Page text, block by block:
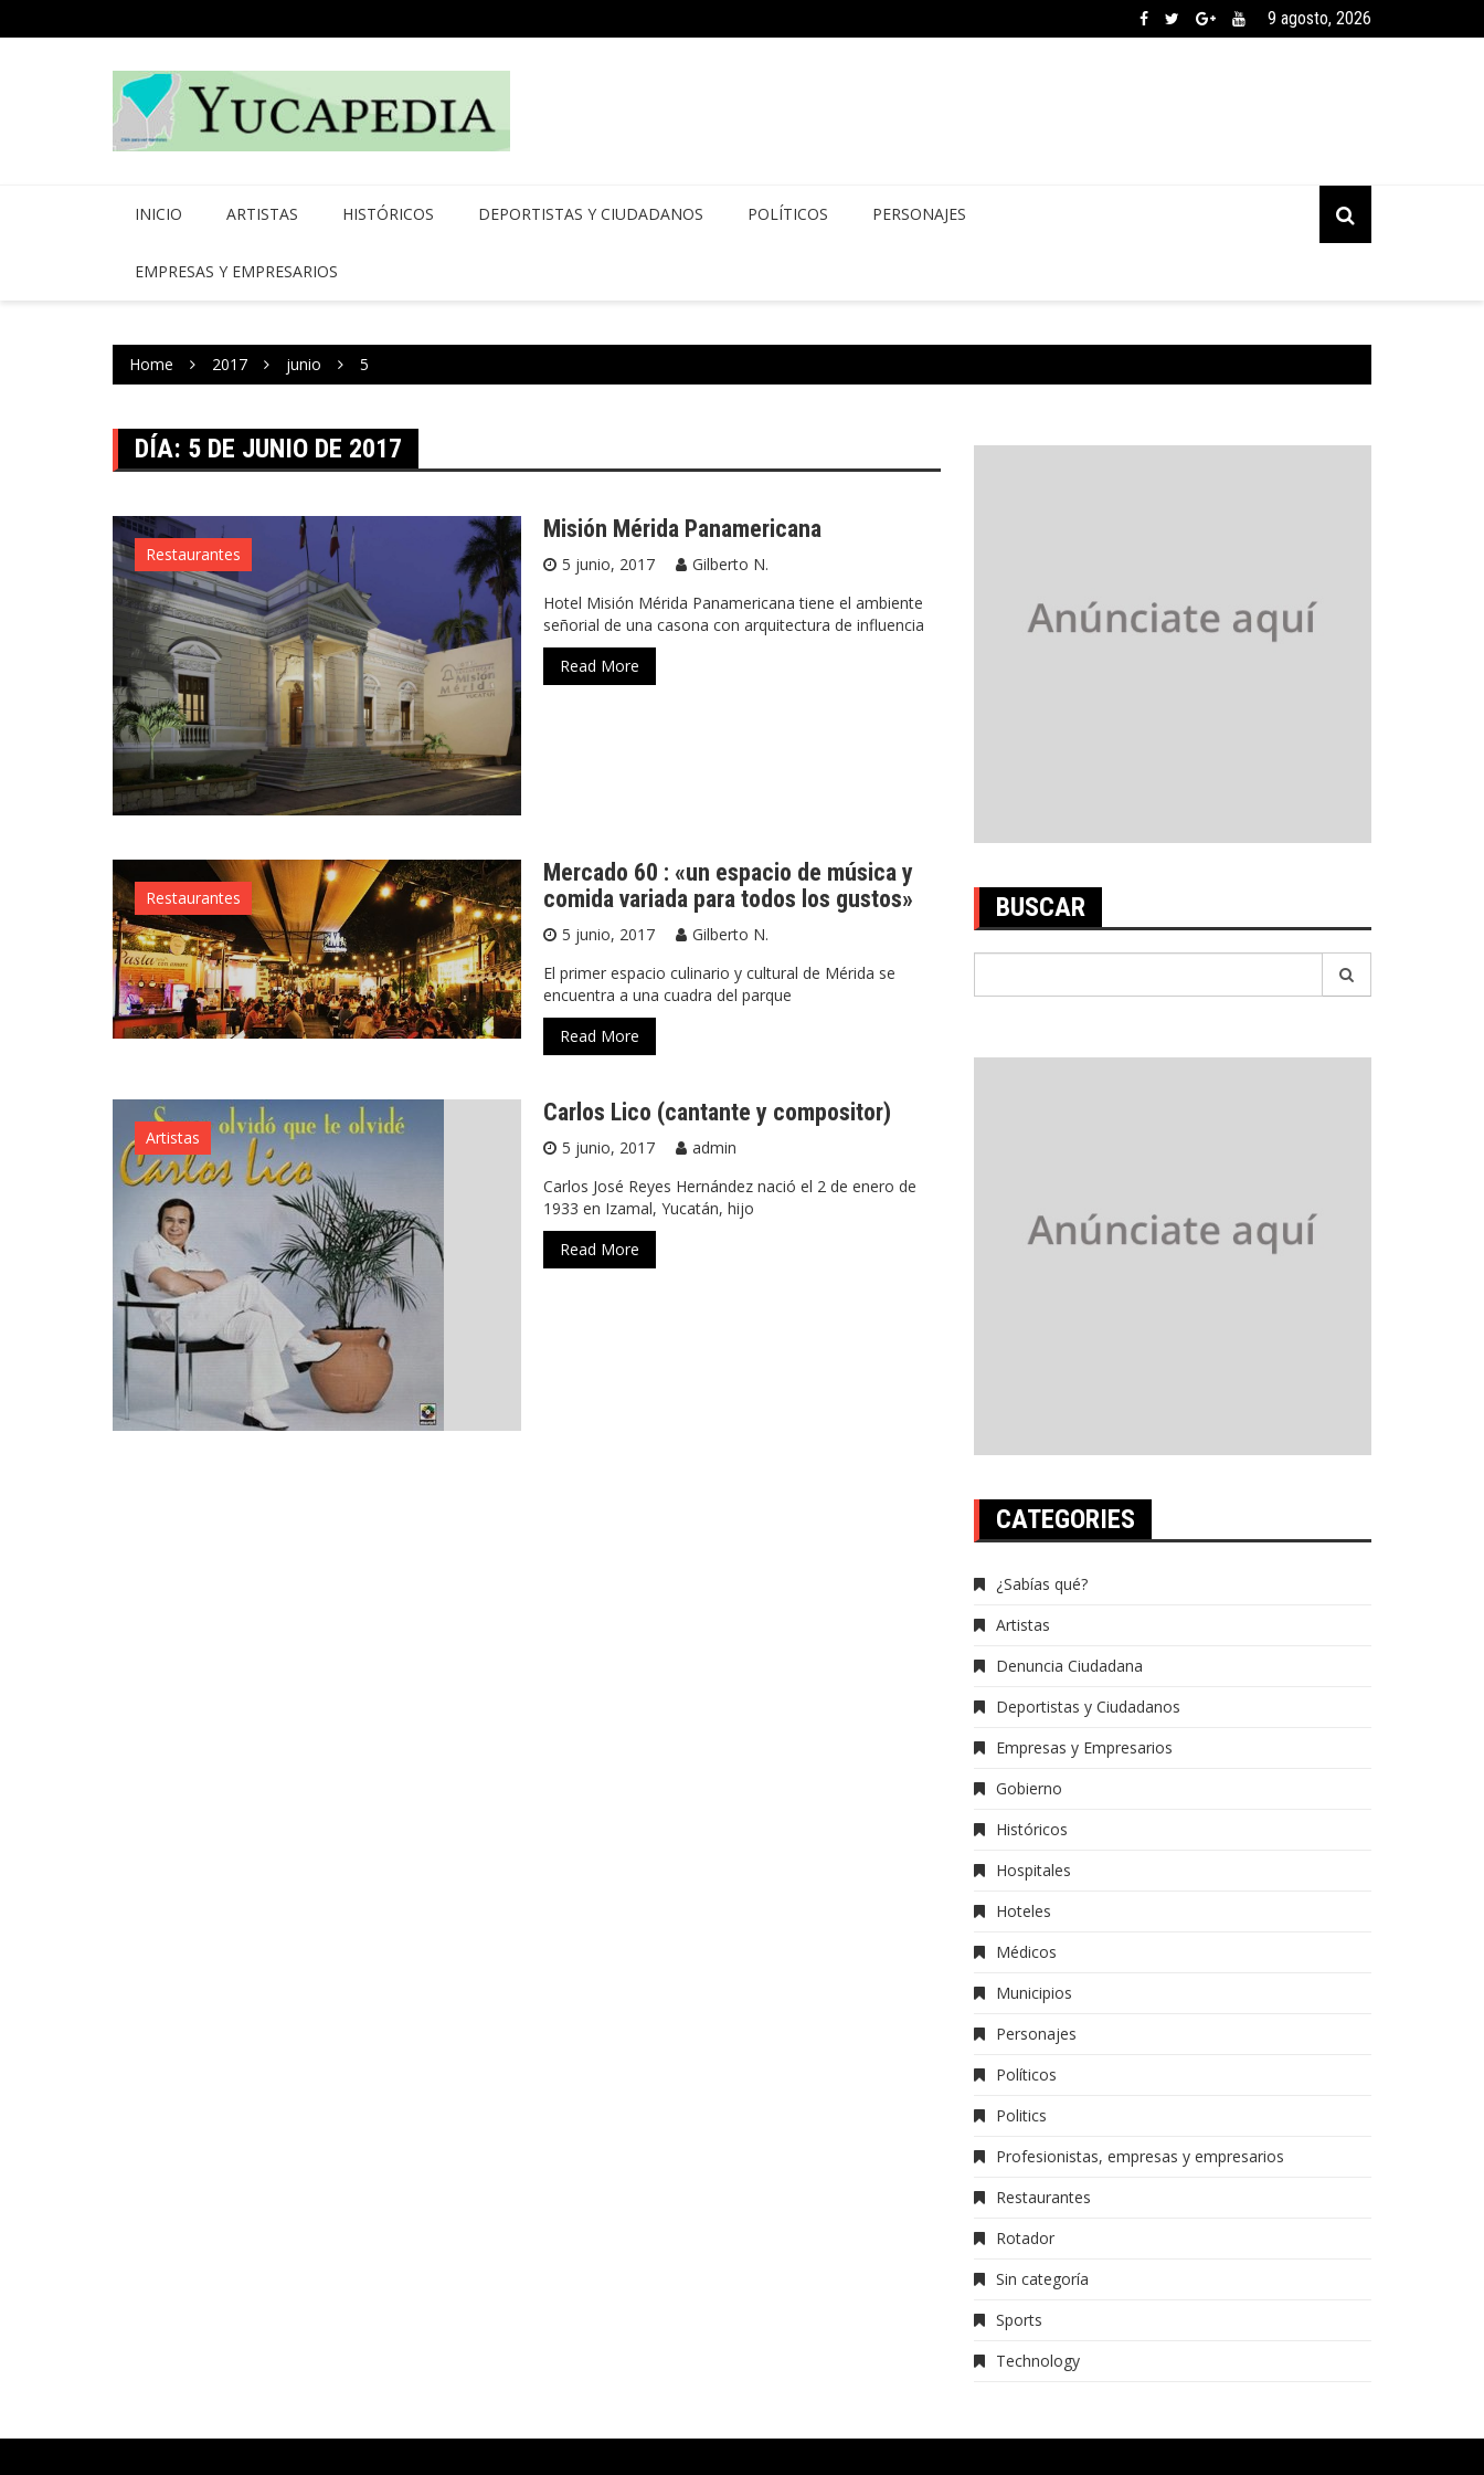
9 agosto, 2026
INICIO ARTISTAS HISTÓRICOS DEPORTISTAS Y CIUDADANOS POLÍTICOS PERSONAJES
EMPRESAS Y EMPRESARIOS
Home 2017 junio 5
DÍA: 5 DE JUNIO DE 2017
Restaurantes
Misión Mérida Panamericana
5 junio, 2017
Gilberto N.
Hotel Misión Mérida Panamericana tiene el ambiente
señorial de una casona con arquitectura de influencia
Read More
Restaurantes
Mercado 60 : «un espacio de música y
comida variada para todos los gustos»
5 junio, 2017
Gilberto N.
El primer espacio culinario y cultural de Mérida se
encuentra a una cuadra del parque
Read More
Artistas
Carlos Lico (cantante y compositor)
5 junio, 2017
admin
Carlos José Reyes Hernández nació el 2 de enero de
1933 en Izamal, Yucatán, hijo
Read More
BUSCAR
CATEGORIES
¿Sabías qué?
Artistas
Denuncia Ciudadana
Deportistas y Ciudadanos
Empresas y Empresarios
Gobierno
Históricos
Hospitales
Hoteles
Médicos
Municipios
Personajes
Políticos
Politics
Profesionistas, empresas y empresarios
Restaurantes
Rotador
Sin categoría
Sports
Technology